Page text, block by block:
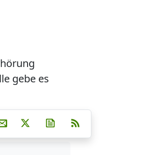
gebe es
auf Facebook
Teilen auf Whatsapp
Teilen auf Telegram
auf Pinterest
Per E-Mail teilen
Post auf XNewsletter